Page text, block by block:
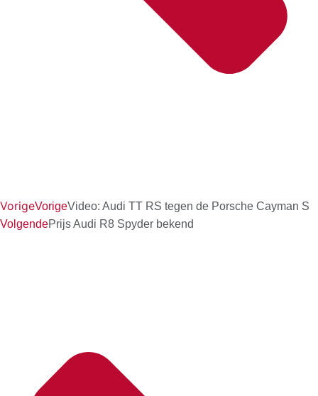
VorigeVorigeVideo: Audi TT RS tegen de Porsche Cayman S
VolgendePrijs Audi R8 Spyder bekend